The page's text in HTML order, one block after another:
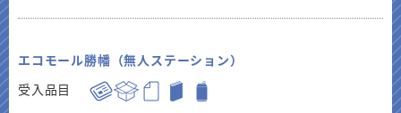
エコモール勝幡（無人ステーション）
受入品目